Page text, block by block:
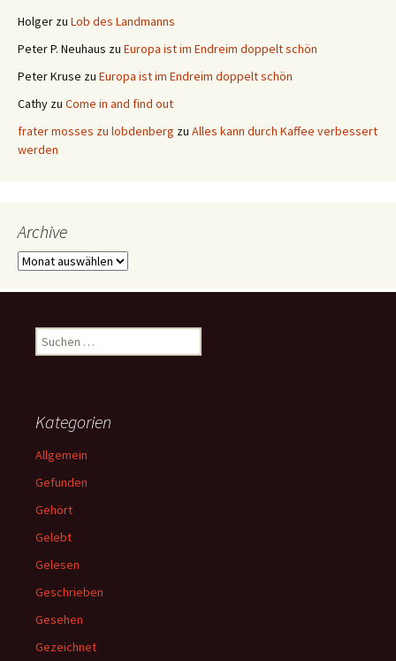
Holger zu Lob des Landmanns
Peter P. Neuhaus zu Europa ist im Endreim doppelt schön
Peter Kruse zu Europa ist im Endreim doppelt schön
Cathy zu Come in and find out
frater mosses zu lobdenberg zu Alles kann durch Kaffee verbessert
werden
Archive
Archive
Suchen
nach:
Kategorien
Allgemein
Gefunden
Gehört
Gelebt
Gelesen
Geschrieben
Gesehen
Gezeichnet